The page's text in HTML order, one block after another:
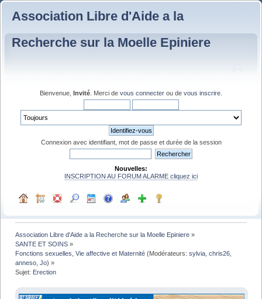
Association Libre d'Aide a la
Recherche sur la Moelle Epiniere
Bienvenue, Invité . Merci de vous connecter ou de vous inscrire
Connexion avec identifiant, mot de passe et durée de la session
Nouvelles:
INSCRIPTION AU FORUM ALARME cliquez ici
Association Libre d'Aide a la Recherche sur la Moelle Epiniere »
SANTE ET SOINS »
Fonctions sexuelles, Vie affective et Maternité (Modérateurs:sylvia ,chris26
anneso ,Jo) »
Sujet: Erection